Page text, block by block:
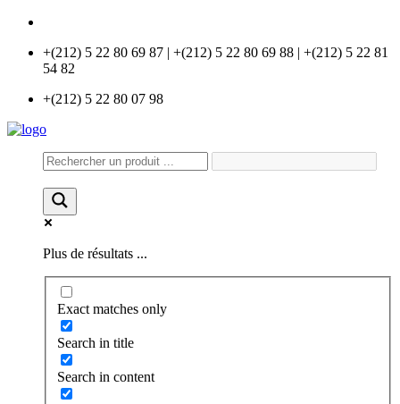
+(212) 5 22 80 69 87 | +(212) 5 22 80 69 88 | +(212) 5 22 81
54 82
+(212) 5 22 80 07 98
Plus de résultats ...
Exact matches only
Search in title
Search in content